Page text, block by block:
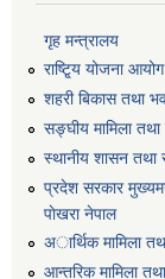
गृह मन्त्रालय
राष्टि्ृय योजना आयोग
शहरी बिकास तथा
सङ्घीय मामिला
स्थानीय शासन तथा
प्रदेश सरकार
पाेखरा नेपाल
अार्थिक मामिला
आन्तरिक मामिला